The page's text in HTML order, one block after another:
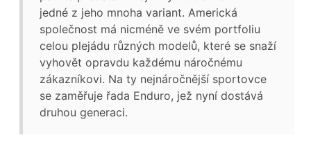
jedné z jeho mnoha variant. Americká
společnost má nicméně ve svém portfoliu
celou plejádu různých modelů, které se snaží
vyhovět opravdu každému náročnému
zákazníkovi. Na ty nejnáročnější sportovce
se zaměřuje řada Enduro, jež nyní dostává
druhou generaci.